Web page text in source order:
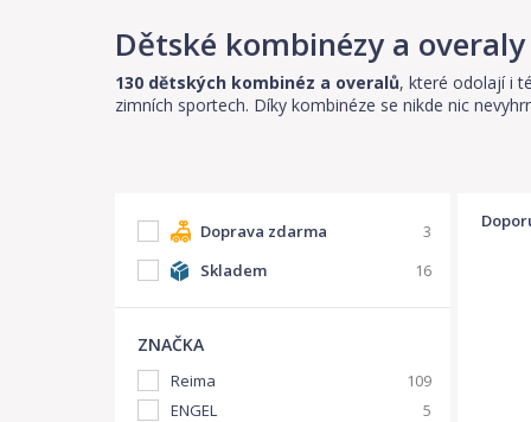
Dětské kombinézy a overaly
130 dětských kombinéz a overalů, které odolají i
zimních sportech. Díky kombinéze se nikde nic
Doprava zdarma
3
Skladem
16
ZNAČKA
Reima
109
ENGEL
5